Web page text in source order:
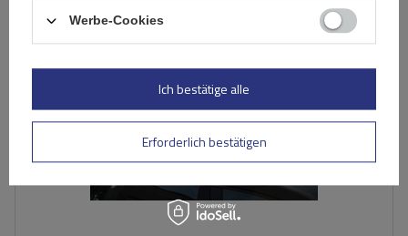
Werbe-Cookies
Erforderlich bestätigen
Ich bestätige alle